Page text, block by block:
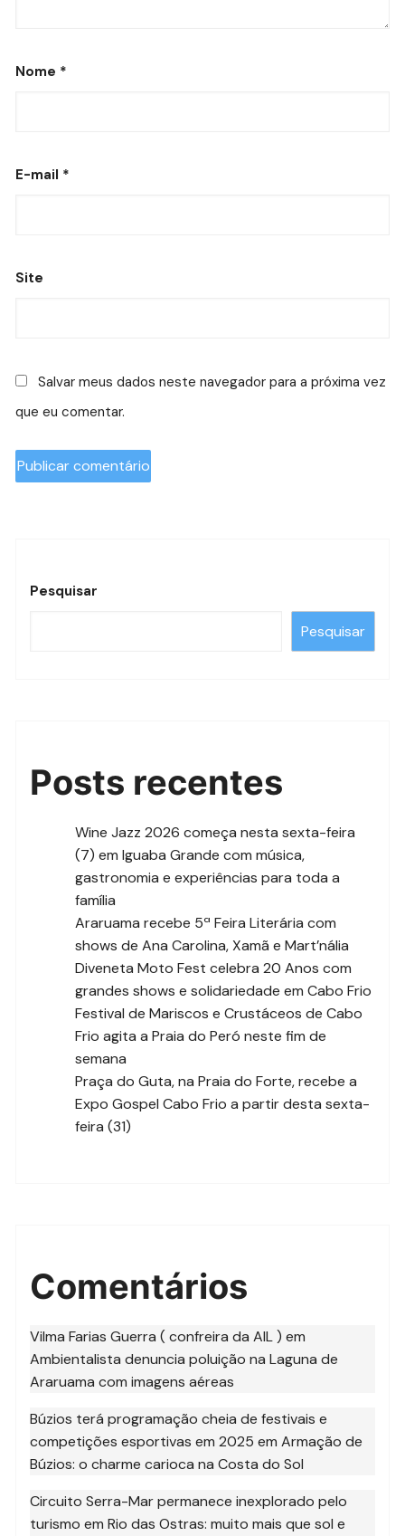
Nome *
E-mail *
Site
Salvar meus dados neste navegador para a próxima vez
que eu comentar.
Pesquisar
Pesquisar
Posts recentes
Wine Jazz 2026 começa nesta sexta-feira
(7) em Iguaba Grande com música,
gastronomia e experiências para toda a
família
Araruama recebe 5ª Feira Literária com
shows de Ana Carolina, Xamã e Mart’nália
Diveneta Moto Fest celebra 20 Anos com
grandes shows e solidariedade em Cabo Frio
Festival de Mariscos e Crustáceos de Cabo
Frio agita a Praia do Peró neste fim de
semana
Praça do Guta, na Praia do Forte, recebe a
Expo Gospel Cabo Frio a partir desta sexta-
feira (31)
Comentários
Vilma Farias Guerra ( confreira da AIL ) em
Ambientalista denuncia poluição na Laguna de
Araruama com imagens aéreas
Búzios terá programação cheia de festivais e
competições esportivas em 2025 emArmação de
Búzios: o charme carioca na Costa do Sol
Circuito Serra-Mar permanece inexplorado pelo
turismo emRio das Ostras: muito mais que sol e